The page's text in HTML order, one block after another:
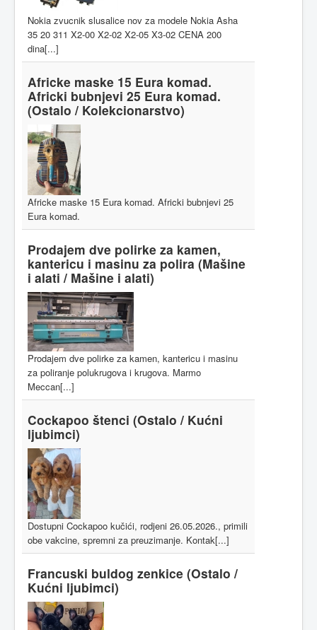
Nokia zvucnik slusalice nov za modele Nokia Asha
35 20 311 X2-00 X2-02 X2-05 X3-02 CENA 200
dina[...]
Africke maske 15 Eura komad.
Africki bubnjevi 25 Eura komad.
(Ostalo / Kolekcionarstvo)
Africke maske 15 Eura komad. Africki bubnjevi 25
Eura komad.
Prodajem dve polirke za kamen,
kantericu i masinu za polira (Mašine
i alati / Mašine i alati)
Prodajem dve polirke za kamen, kantericu i masinu
za poliranje polukrugova i krugova. Marmo
Meccan[...]
Cockapoo štenci (Ostalo / Kućni
ljubimci)
Dostupni Cockapoo kučići, rodjeni 26.05.2026., primili
obe vakcine, spremni za preuzimanje. Kontak[...]
Francuski buldog zenkice (Ostalo /
Kućni ljubimci)